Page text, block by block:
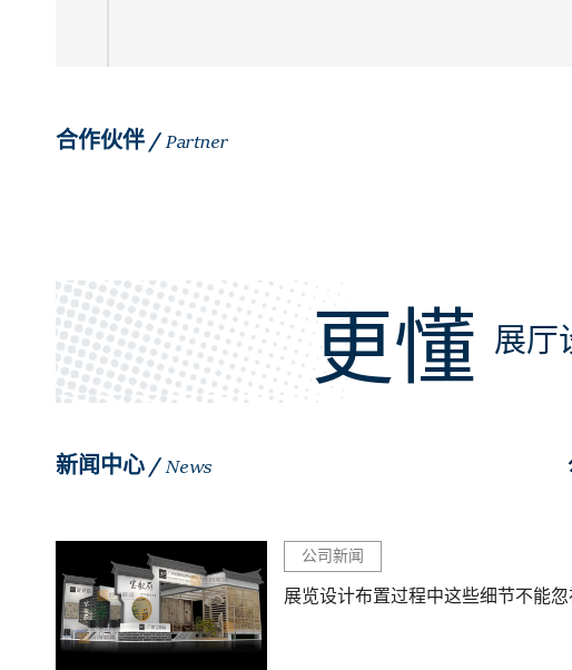
合作伙伴 /Partner
更 展厅
新闻中心 /News
公司新闻
展览设计布置过程中这些细节不能忽